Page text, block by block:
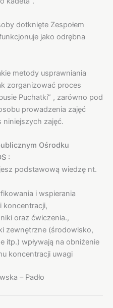
dotknięte Zespołem
jako odrębna
metody usprawniania
zorganizować proces
Puchatki” , zarówno pod
prowadzenia zajęć
niniejszych zajęć.
Ośrodku
:
podstawową wiedzę nt.
i wspierania
koncentracji,
oraz ćwiczenia.,
zewnętrzne (środowisko,
itp.) wpływają na obniżenie
koncentracji uwagi
– Padło